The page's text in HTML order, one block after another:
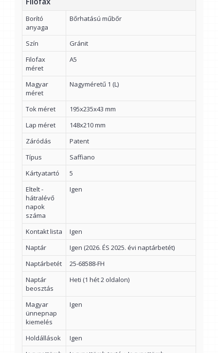
Borító
anyaga
Bőrhatású műbőr
Szín
Gránit
Filofax
méret
A5
Magyar
méret
Nagyméretű 1 (L)
Tok méret
195x235x43 mm
Lap méret
148x210 mm
Záródás
Patent
Típus
Saffiano
Kártyatartó
5
Eltelt -
hátralévő
napok
száma
Igen
Kontakt lista
Igen
Naptár
Igen (2026. ÉS 2025. évi naptárbetét)
Naptárbetét
25-68588-FH
Naptár
beosztás
Heti (1 hét 2 oldalon)
Magyar
ünnepnap
kiemelés
Igen
Holdállások
Igen